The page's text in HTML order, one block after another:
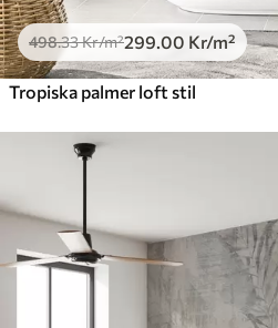
498.33Kr/m²299 .00 Kr/m²
Tropiska palmer loft stil